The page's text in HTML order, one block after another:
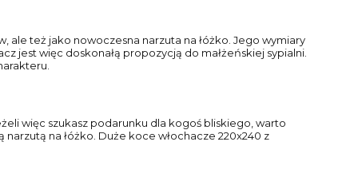
ale też jako nowoczesna narzuta na łóżko. Jego wymiary
jest więc doskonałą propozycją do małżeńskiej sypialni.
więc szukasz podarunku dla kogoś bliskiego, warto
na łóżko. Duże koce włochacze 220x240 z